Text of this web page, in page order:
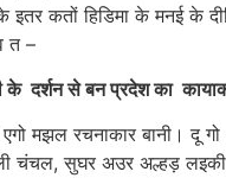
इतर कतों हिडिमा के मनई
त –
के दर्शन से बन प्रदेश का
मझल रचनाकार बानी। दू
चंचल, सुघर अउर अल्हड़